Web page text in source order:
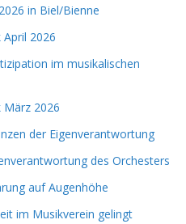
in Biel/Bienne
2026
im musikalischen
2026
der Eigenverantwortung
des Orchesters
auf Augenhöhe
im Musikverein gelingt